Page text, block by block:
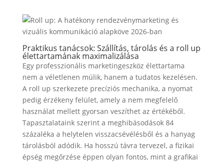
Praktikus tanácsok: Szállítás, tárolás és a roll up
élettartamának maximalizálása
Egy professzionális marketingeszköz élettartama
nem a véletlenen múlik, hanem a tudatos kezelésen.
A roll up szerkezete precíziós mechanika, a nyomat
pedig érzékeny felület, amely a nem megfelelő
használat mellett gyorsan veszíthet az értékéből.
Tapasztalataink szerint a meghibásodások 84
százaléka a helytelen visszacsévélésből és a hanyag
tárolásból adódik. Ha hosszú távra tervezel, a fizikai
épség megőrzése éppen olyan fontos, mint a grafikai